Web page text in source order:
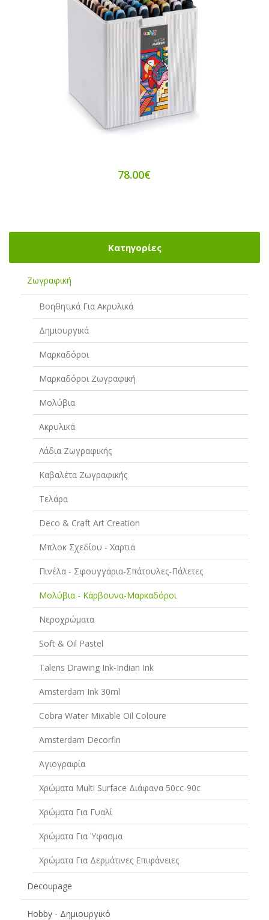
Κατηγορίες
Ζωγραφική
Βοηθητικά Για Ακρυλικά
Δημιουργικά
Μαρκαδόροι
Μαρκαδόροι Ζωγραφική
Μολύβια
Ακρυλικά
Λάδια Ζωγραφικής
Καβαλέτα Ζωγραφικής
Τελάρα
Deco & Craft Art Creation
Μπλοκ Σχεδίου - Χαρτιά
Πινέλα - Σφουγγάρια-Σπάτουλες-Πάλετες
Μολύβια - Κάρβουνα-Μαρκαδόροι
Νεροχρώματα
Soft & Oil Pastel
Talens Drawing Ink-Indian Ink
Amsterdam Ink 30ml
Cobra Water Mixable Oil Coloure
Amsterdam Decorfin
Αγιογραφία
Χρώματα Multi Surface Διάφανα 50cc-90c
Χρώματα Για Γυαλί
Χρώματα Για Ύφασμα
Χρώματα Για Δερμάτινες Επιφάνειες
Decoupage
Hobby - Δημιουργικό
78.00€